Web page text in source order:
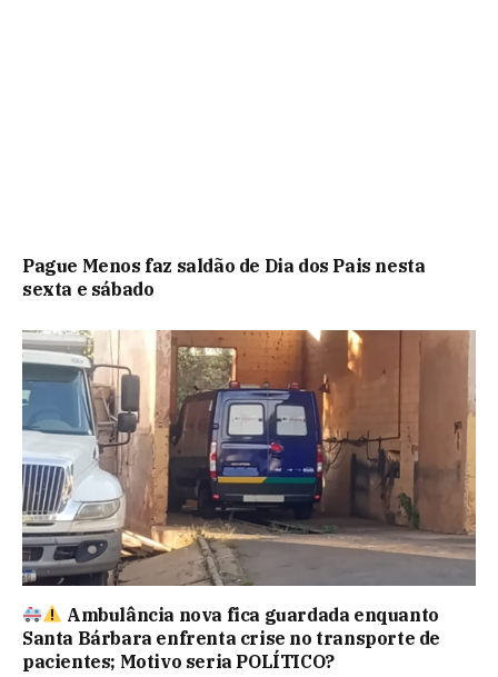
Pague Menos faz saldão de Dia dos Pais nesta
sexta e sábado
Ambulância nova fica guardada enquanto
Santa Bárbara enfrenta crise no transporte de
pacientes; Motivo seria POLÍTICO?